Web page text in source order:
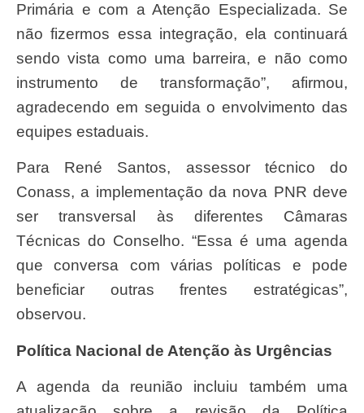
Primária e com a Atenção Especializada. Se
não fizermos essa integração, ela continuará
sendo vista como uma barreira, e não como
instrumento de transformação”, afirmou,
agradecendo em seguida o envolvimento das
equipes estaduais.
Para René Santos, assessor técnico do
Conass, a implementação da nova PNR deve
ser transversal às diferentes Câmaras
Técnicas do Conselho. “Essa é uma agenda
que conversa com várias políticas e pode
beneficiar outras frentes estratégicas”,
observou.
Política Nacional de Atenção às Urgências
A agenda da reunião incluiu também uma